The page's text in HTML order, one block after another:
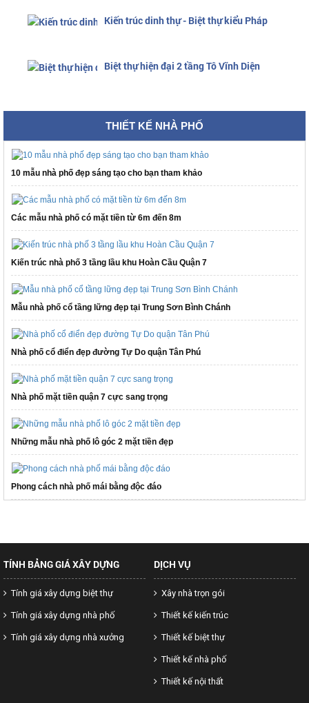
Kiến trúc dinh thự - Biệt thự kiểu Pháp
Biệt thự hiện đại 2 tầng Tô Vĩnh Diện
THIẾT KẾ NHÀ PHỐ
10 mẫu nhà phố đẹp sáng tạo cho bạn tham khảo
Các mẫu nhà phố có mặt tiền từ 6m đến 8m
Kiến trúc nhà phố 3 tầng lầu khu Hoàn Cầu Quận 7
Mẫu nhà phố cổ tầng lững đẹp tại Trung Sơn Bình Chánh
Nhà phố cổ điển đẹp đường Tự Do quận Tân Phú
Nhà phố mặt tiền quận 7 cực sang trọng
Những mẫu nhà phố lô góc 2 mặt tiền đẹp
Phong cách nhà phố mái bằng độc đáo
TÍNH BẢNG GIÁ XÂY DỰNG
Tính giá xây dựng biệt thự
Tính giá xây dựng nhà phố
Tính giá xây dựng nhà xưởng
DỊCH VỤ
Xây nhà trọn gói
Thiết kế kiến trúc
Thiết kế biệt thự
Thiết kế nhà phố
Thiết kế nội thất